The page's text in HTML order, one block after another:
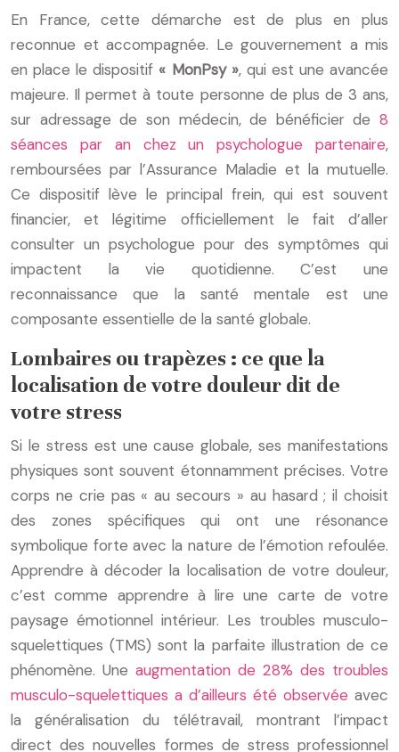
En France, cette démarche est de plus en plus
reconnue et accompagnée. Le gouvernement a mis
en place le dispositif « MonPsy », qui est une avancée
majeure. Il permet à toute personne de plus de 3 ans,
sur adressage de son médecin, de bénéficier de 8
séances par an chez un psychologue partenaire,
remboursées par l’Assurance Maladie et la mutuelle.
Ce dispositif lève le principal frein, qui est souvent
financier, et légitime officiellement le fait d’aller
consulter un psychologue pour des symptômes qui
impactent la vie quotidienne. C’est une
reconnaissance que la santé mentale est une
composante essentielle de la santé globale.
Lombaires ou trapèzes : ce que la
localisation de votre douleur dit de
votre stress
Si le stress est une cause globale, ses manifestations
physiques sont souvent étonnamment précises. Votre
corps ne crie pas « au secours » au hasard ; il choisit
des zones spécifiques qui ont une résonance
symbolique forte avec la nature de l’émotion refoulée.
Apprendre à décoder la localisation de votre douleur,
c’est comme apprendre à lire une carte de votre
paysage émotionnel intérieur. Les troubles musculo-
squelettiques (TMS) sont la parfaite illustration de ce
phénomène. Une augmentation de 28% des troubles
musculo-squelettiques a d’ailleurs été observée avec
la généralisation du télétravail, montrant l’impact
direct des nouvelles formes de stress professionnel